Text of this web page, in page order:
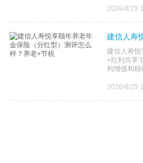
2026/4/29
建信人寿
建信人寿悦
+红利共享
利增值和税
2026/4/29